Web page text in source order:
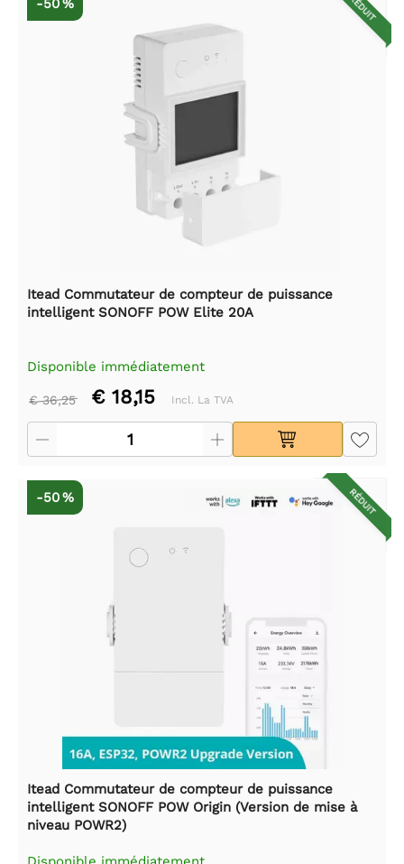
RÉDUIT
-50 %
Itead Commutateur de compteur de puissance
intelligent SONOFF POW Elite 20A
Disponible immédiatement
€ 36,25 € 18,15 Incl. La TVA
RÉDUIT
-50 %
Itead Commutateur de compteur de puissance
intelligent SONOFF POW Origin (Version de mise à
niveau POWR2)